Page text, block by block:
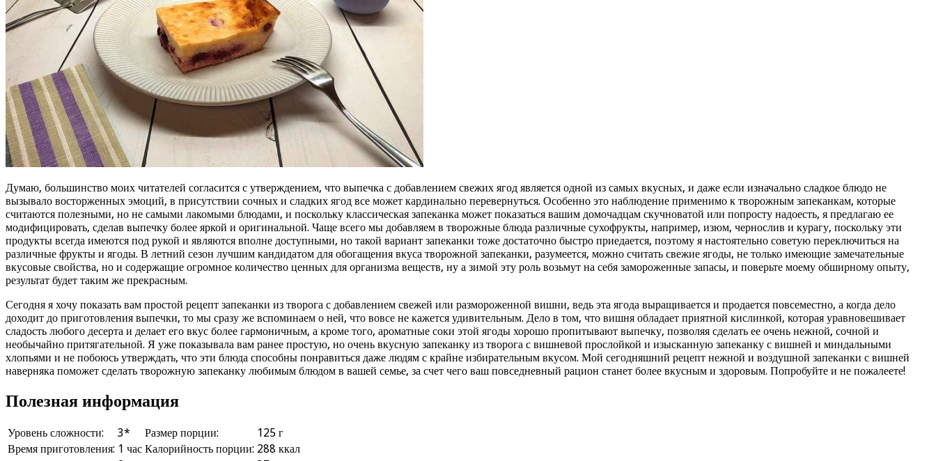
Думаю, большинство моих читателей согласится с утверждением, что выпечка с добавлением свежих ягод является одной из самых вкусных, и даже если изначально сладкое блюдо не
вызывало восторженных эмоций, в присутствии сочных и сладких ягод все может кардинально перевернуться. Особенно это наблюдение применимо к творожным запеканкам, которые
считаются полезными, но не самыми лакомыми блюдами, и поскольку классическая запеканка может показаться вашим домочадцам скучноватой или попросту надоесть, я предлагаю ее
модифицировать, сделав выпечку более яркой и оригинальной. Чаще всего мы добавляем в творожные блюда различные сухофрукты, например, изюм, чернослив и курагу, поскольку эти
продукты всегда имеются под рукой и являются вполне доступными, но такой вариант запеканки тоже достаточно быстро приедается, поэтому я настоятельно советую переключиться на
различные фрукты и ягоды. В летний сезон лучшим кандидатом для обогащения вкуса творожной запеканки, разумеется, можно считать свежие ягоды, не только имеющие замечательные
вкусовые свойства, но и содержащие огромное количество ценных для организма веществ, ну а зимой эту роль возьмут на себя замороженные запасы, и поверьте моему обширному опыту,
результат будет таким же прекрасным.
Сегодня я хочу показать вам простой рецепт запеканки из творога с добавлением свежей или размороженной вишни, ведь эта ягода выращивается и продается повсеместно, а когда дело
доходит до приготовления выпечки, то мы сразу же вспоминаем о ней, что вовсе не кажется удивительным. Дело в том, что вишня обладает приятной кислинкой, которая уравновешивает
сладость любого десерта и делает его вкус более гармоничным, а кроме того, ароматные соки этой ягоды хорошо пропитывают выпечку, позволяя сделать ее очень нежной, сочной и
необычайно притягательной. Я уже показывала вам ранее простую, но очень вкусную запеканку из творога с вишневой прослойкой и изысканную запеканку с вишней и миндальными
хлопьями и не побоюсь утверждать, что эти блюда способны понравиться даже людям с крайне избирательным вкусом. Мой сегодняшний рецепт нежной и воздушной запеканки с вишней
наверняка поможет сделать творожную запеканку любимым блюдом в вашей семье, за счет чего ваш повседневный рацион станет более вкусным и здоровым. Попробуйте и не пожалеете!
Полезная информация
Уровень сложности: 3* Размер порции:
125 г
Время приготовления: 1 час Калорийность порции: 288 ккал